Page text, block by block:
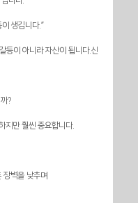
생깁니다.”
등이 아니라 자산이 됩니다.신
?
지만 훨씬 중요합니다.
장벽을 낮추며